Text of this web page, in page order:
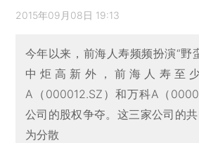
2015年09月08日 19:13
今年以来，前海人寿频频扮演“野
中炬高新外，前海人寿至
A（000012.SZ）和万科A（
公司的股权争夺。这三家公司的
为分散